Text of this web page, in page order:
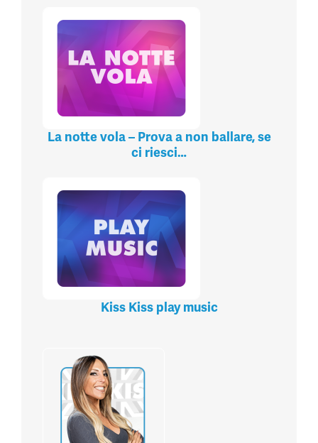
La notte vola – Prova a non ballare, se
ci riesci…
Kiss Kiss play music